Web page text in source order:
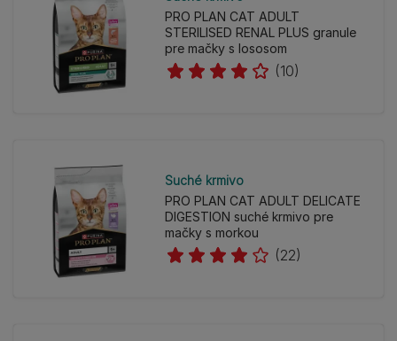
PRO PLAN CAT ADULT
STERILISED RENAL PLUS granule
pre mačky s lososom
(10)
Suché krmivo
PRO PLAN CAT ADULT DELICATE
DIGESTION suché krmivo pre
mačky s morkou
(22)